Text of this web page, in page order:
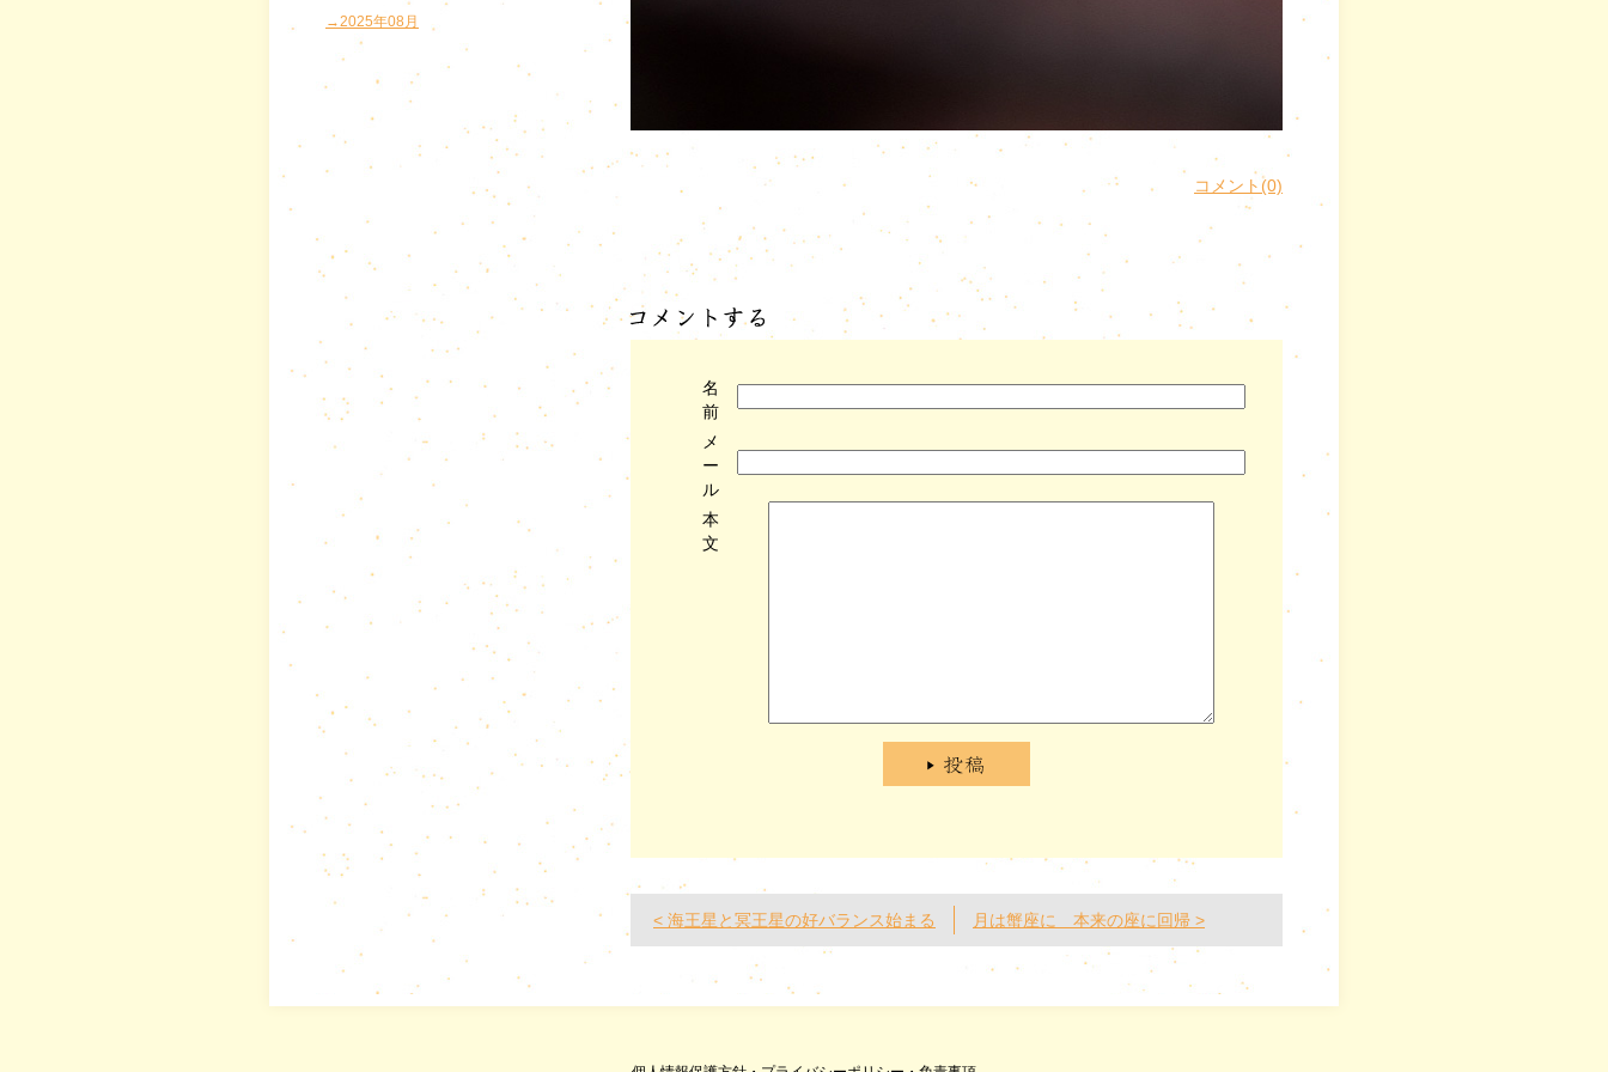
コメント(0)
名
前
メ
ー
ル
本
文
< 海王星と冥王星の好バランス始まる 月は蟹座に 本来の座に回帰 >
→2025年08月